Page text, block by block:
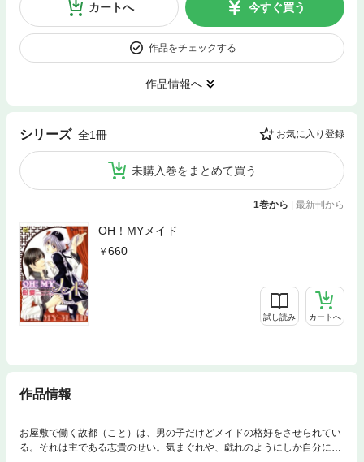
カートへ 今すぐ買う
作品をチェックする
作品情報へ
シリーズ 全1冊 お気に入り登録
未購入巻をまとめて買う
1巻から 最新刊から
OH！MYメイド
660
試し読み カートへ
作品情報
お屋敷で働く故都（こと）は、男の子だけどメイドの格好をさせられてい
る。それは主である志貴のせい。気まぐれや、戯れのようにしか自分に触